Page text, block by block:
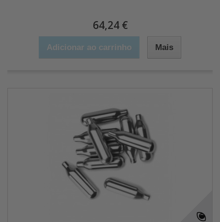
64,24 €
Adicionar ao carrinho Mais